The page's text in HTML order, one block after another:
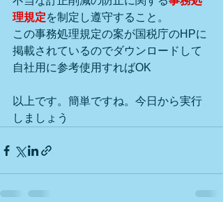
理規定を制定し遵守すること。
この事務処理規定の案が国税庁のHPに
掲載されているのでダウンロードして
自社用に参考使用すればOK
以上です。簡単ですね。今日から実行
しましょう